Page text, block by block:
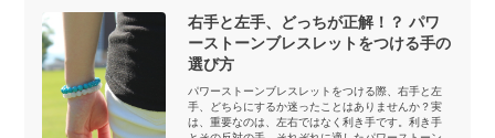
右手と左手、どっちが正解！？ パワ
ーストーンブレスレットをつける手の
選び方
パワーストーンブレスレットをつける際、右手と左
手、どちらにするか迷ったことはありませんか？実
は、重要なのは、左右ではなく利き手です。利き手